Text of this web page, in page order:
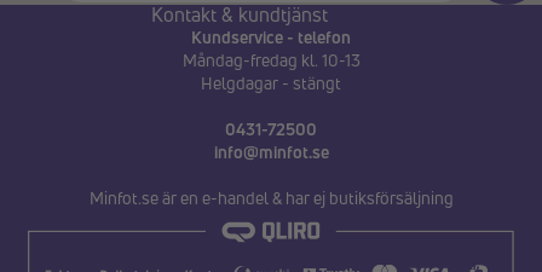
Kontakt & kundtjänst
Kundservice - telefon
Måndag-fredag kl. 10-13
Helgdagar - stängt
0431-72500
info@minfot.se
Minfot.se är en e-handel & har ej butiksförsäljning